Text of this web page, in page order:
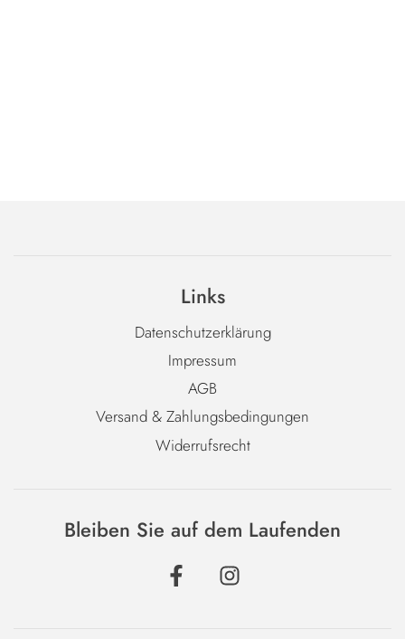
Links
Datenschutzerklärung
Impressum
AGB
Versand & Zahlungsbedingungen
Widerrufsrecht
Bleiben Sie auf dem Laufenden